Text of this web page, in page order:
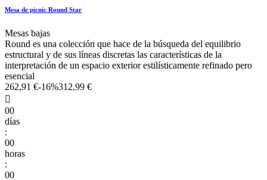
Mesa de picnic Round Star
Mesas bajas
Round es una colección que hace de la búsqueda del equilibrio
estructural y de sus líneas discretas las características de la
interpretación de un espacio exterior estilísticamente refinado pero
esencial
262,91 €-16%312,99 €

00
días
:
00
horas
:
00